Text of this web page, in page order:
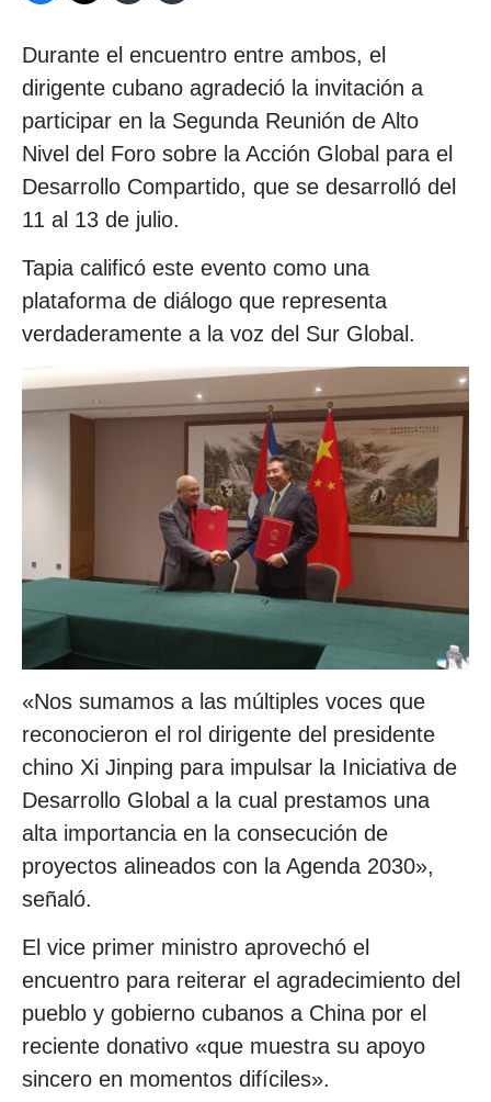
Durante el encuentro entre ambos, el
dirigente cubano agradeció la invitación a
participar en la Segunda Reunión de Alto
Nivel del Foro sobre la Acción Global para el
Desarrollo Compartido, que se desarrolló del
11 al 13 de julio.
Tapia calificó este evento como una
plataforma de diálogo que representa
verdaderamente a la voz del Sur Global.
«Nos sumamos a las múltiples voces que
reconocieron el rol dirigente del presidente
chino Xi Jinping para impulsar la Iniciativa de
Desarrollo Global a la cual prestamos una
alta importancia en la consecución de
proyectos alineados con la Agenda 2030»,
señaló.
El vice primer ministro aprovechó el
encuentro para reiterar el agradecimiento del
pueblo y gobierno cubanos a China por el
reciente donativo «que muestra su apoyo
sincero en momentos difíciles».